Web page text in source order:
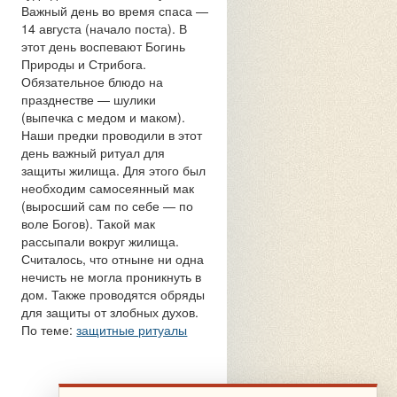
Важный день во время спаса —
14 августа (начало поста). В
этот день воспевают Богинь
Природы и Стрибога.
Обязательное блюдо на
празднестве — шулики
(выпечка с медом и маком).
Наши предки проводили в этот
день важный ритуал для
защиты жилища. Для этого был
необходим самосеянный мак
(выросший сам по себе — по
воле Богов). Такой мак
рассыпали вокруг жилища.
Считалось, что отныне ни одна
нечисть не могла проникнуть в
дом. Также проводятся обряды
для защиты от злобных духов.
По теме:защитные ритуалы